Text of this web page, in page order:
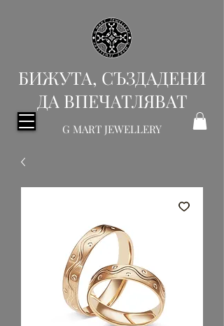
БИЖУТА, СЪЗДАДЕНИ
ДА ВПЕЧАТЛЯВАТ
G MART JEWELLERY